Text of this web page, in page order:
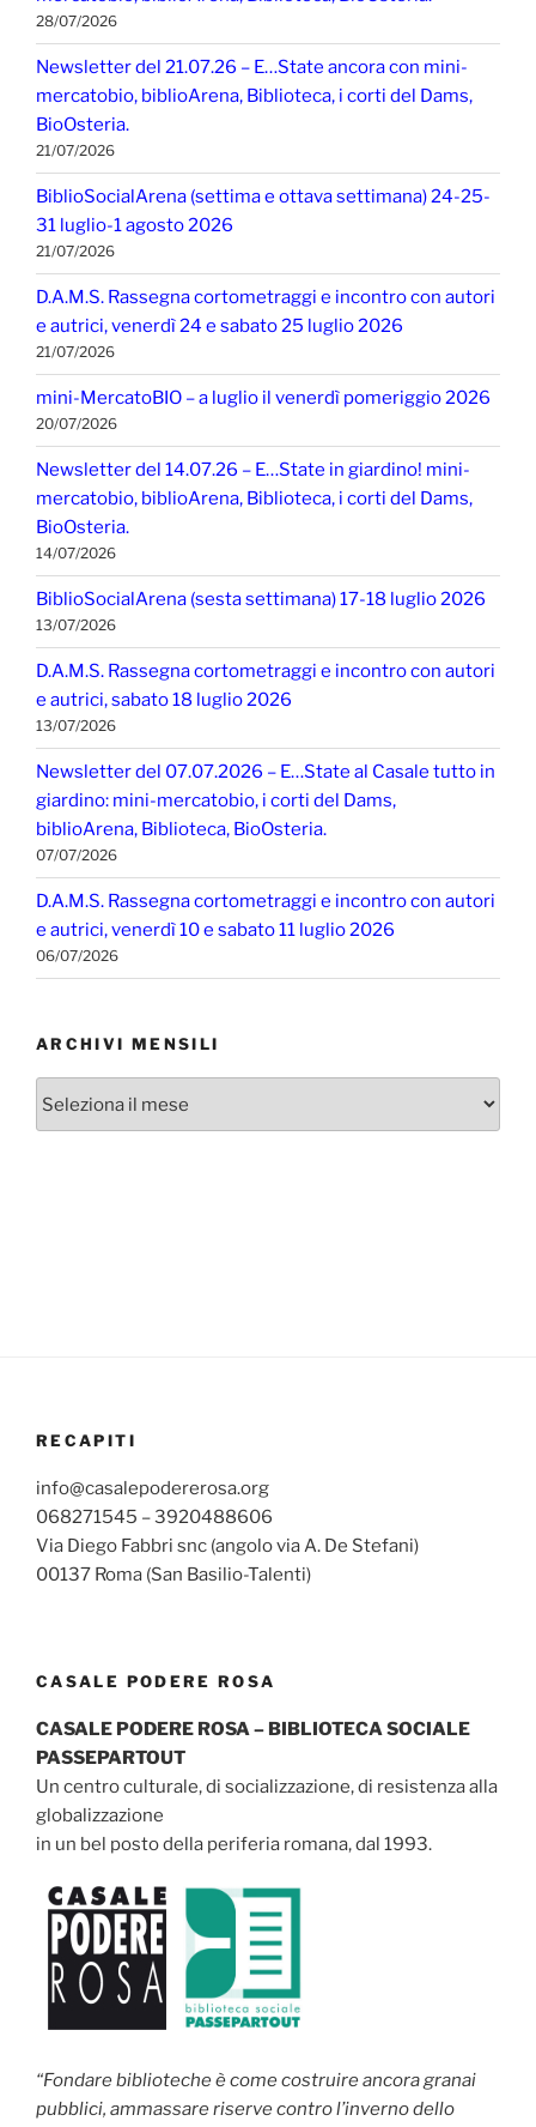
28/07/2026
Newsletter del 21.07.26 – E…State ancora con mini-
mercatobio, biblioArena, Biblioteca, i corti del Dams,
BioOsteria.
21/07/2026
BiblioSocialArena (settima e ottava settimana) 24-25-
31 luglio-1 agosto 2026
21/07/2026
D.A.M.S. Rassegna cortometraggi e incontro con autori
e autrici, venerdì 24 e sabato 25 luglio 2026
21/07/2026
mini-MercatoBIO – a luglio il venerdì pomeriggio 2026
20/07/2026
Newsletter del 14.07.26 – E…State in giardino! mini-
mercatobio, biblioArena, Biblioteca, i corti del Dams,
BioOsteria.
14/07/2026
BiblioSocialArena (sesta settimana) 17-18 luglio 2026
13/07/2026
D.A.M.S. Rassegna cortometraggi e incontro con autori
e autrici, sabato 18 luglio 2026
13/07/2026
Newsletter del 07.07.2026 – E…State al Casale tutto in
giardino: mini-mercatobio, i corti del Dams,
biblioArena, Biblioteca, BioOsteria.
07/07/2026
D.A.M.S. Rassegna cortometraggi e incontro con autori
e autrici, venerdì 10 e sabato 11 luglio 2026
06/07/2026
ARCHIVI MENSILI
RECAPITI
info@casalepodererosa.org
068271545 – 3920488606
Via Diego Fabbri snc (angolo via A. De Stefani)
00137 Roma (San Basilio-Talenti)
CASALE PODERE ROSA
CASALE PODERE ROSA – BIBLIOTECA SOCIALE
PASSEPARTOUT
Un centro culturale, di socializzazione, di resistenza alla
globalizzazione
in un bel posto della periferia romana, dal 1993.
“Fondare biblioteche è come costruire ancora granai
pubblici, ammassare riserve contro l’inverno dello